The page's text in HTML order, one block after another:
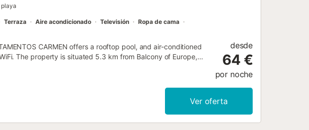
Terraza Aire acondicionado Televisión
Ropa de cama
CARMEN offers a rooftop pool, and air-conditioned
The property is situated 5.3 km from Balcony of Europe,
desde
64 €
por noche
Ver oferta